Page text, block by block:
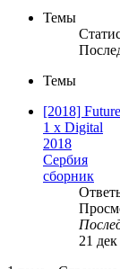
Темы
Темы
[2018]
1 x Digital
2018
Сербия
сборник
21